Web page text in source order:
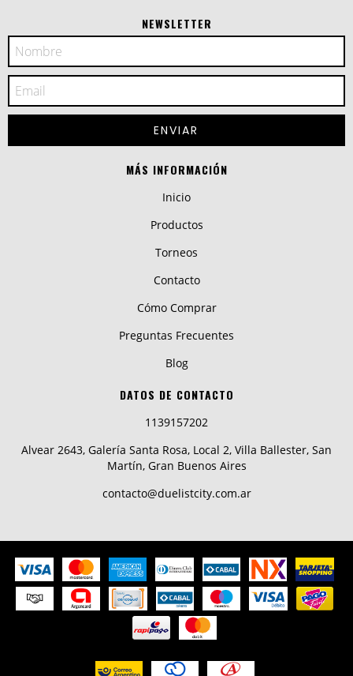
NEWSLETTER
MÁS INFORMACIÓN
Inicio
Productos
Torneos
Contacto
Cómo Comprar
Preguntas Frecuentes
Blog
DATOS DE CONTACTO
1139157202
Alvear 2643, Galería Santa Rosa, Local 2, Villa Ballester, San
Martín, Gran Buenos Aires
contacto@duelistcity.com.ar